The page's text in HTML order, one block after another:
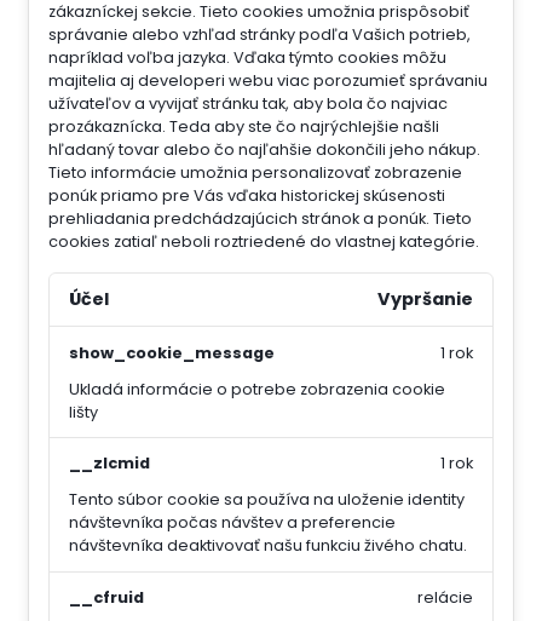
zákazníckej sekcie. Tieto cookies umožnia prispôsobiť
správanie alebo vzhľad stránky podľa Vašich potrieb,
napríklad voľba jazyka. Vďaka týmto cookies môžu
majitelia aj developeri webu viac porozumieť správaniu
užívateľov a vyvijať stránku tak, aby bola čo najviac
prozákaznícka. Teda aby ste čo najrýchlejšie našli
hľadaný tovar alebo čo najľahšie dokončili jeho nákup.
Tieto informácie umožnia personalizovať zobrazenie
ponúk priamo pre Vás vďaka historickej skúsenosti
prehliadania predchádzajúcich stránok a ponúk. Tieto
cookies zatiaľ neboli roztriedené do vlastnej kategórie.
Účel Vypršanie
show_cookie_message
Ukladá informácie o potrebe zobrazenia cookie
lišty
1 rok
__zlcmid
Tento súbor cookie sa používa na uloženie identity
návštevníka počas návštev a preferencie
návštevníka deaktivovať našu funkciu živého chatu.
1 rok
__cfruid
relácie